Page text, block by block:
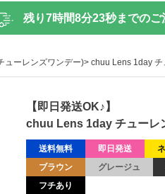
残り7時間8分22秒までのご
ューレンズワンデー) chuu Lens 1day チ
【即日発送OK♪】
chuu Lens 1day チューレ
送料無料 即日発送
ブラウン
グレージュ
フチあり